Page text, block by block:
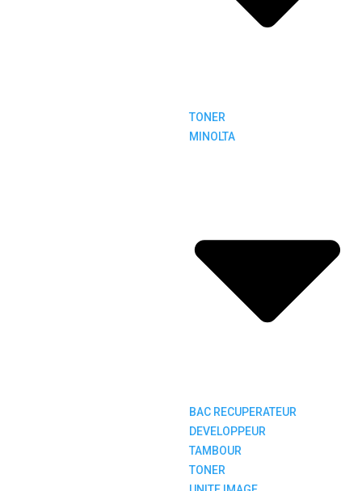
TONER
MINOLTA
BAC RECUPERATEUR
DEVELOPPEUR
TAMBOUR
TONER